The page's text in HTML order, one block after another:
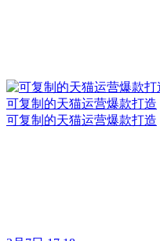
可复制的天猫运营爆款打造
可复制的天猫运营爆款打造